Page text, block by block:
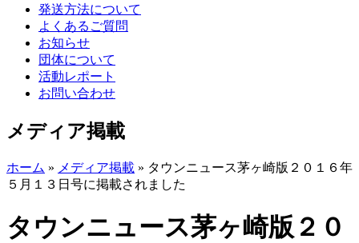
発送方法について
よくあるご質問
お知らせ
団体について
活動レポート
お問い合わせ
メディア掲載
ホーム » メディア掲載 » タウンニュース茅ヶ崎版２０１６年
５月１３日号に掲載されました
タウンニュース茅ヶ崎版２０